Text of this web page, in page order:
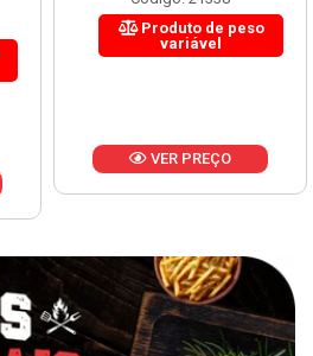
Produto de peso
variável
VER PREÇO